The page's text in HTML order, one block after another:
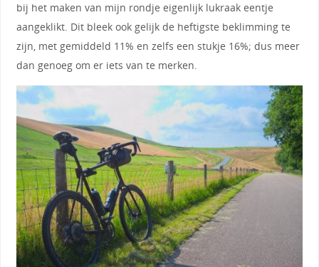
bij het maken van mijn rondje eigenlijk lukraak eentje
aangeklikt. Dit bleek ook gelijk de heftigste beklimming te
zijn, met gemiddeld 11% en zelfs een stukje 16%; dus meer
dan genoeg om er iets van te merken.